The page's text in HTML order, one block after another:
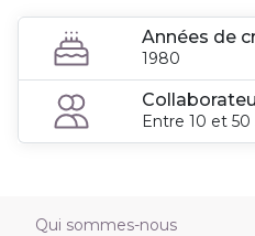
Années de
1980
Entre 10 et 50
Qui sommes-nous